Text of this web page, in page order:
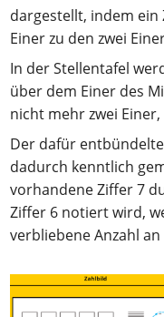
dargestellt, indem ein
Einer zu den zwei
In der Stellentafel
über dem Einer des
nicht mehr zwei
Der dafür
dadurch kenntlich
vorhandene Ziffer 7
Ziffer 6 notiert wird,
verbliebene Anzahl